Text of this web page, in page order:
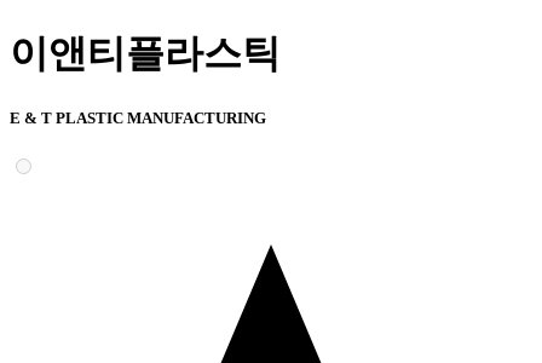
이앤티플라스틱
E & T PLASTIC MANUFACTURING